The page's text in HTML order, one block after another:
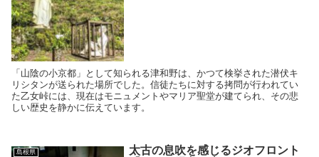
「山陰の小京都」として知られる津和野は、かつて検挙された潜伏キ
リシタンが送られた場所でした。信徒たちに対する拷問が行われてい
た乙女峠には、現在はモニュメントやマリア聖堂が建てられ、その悲
しい歴史を静かに伝えています。
島根県
太古の息吹を感じるジオフロント